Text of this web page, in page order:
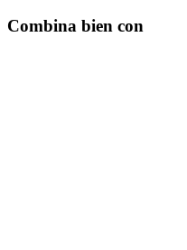
Combina bien con